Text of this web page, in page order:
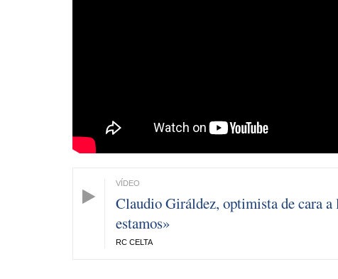
Claudio Giráldez, optimista de cara
estamos»
RC CELTA